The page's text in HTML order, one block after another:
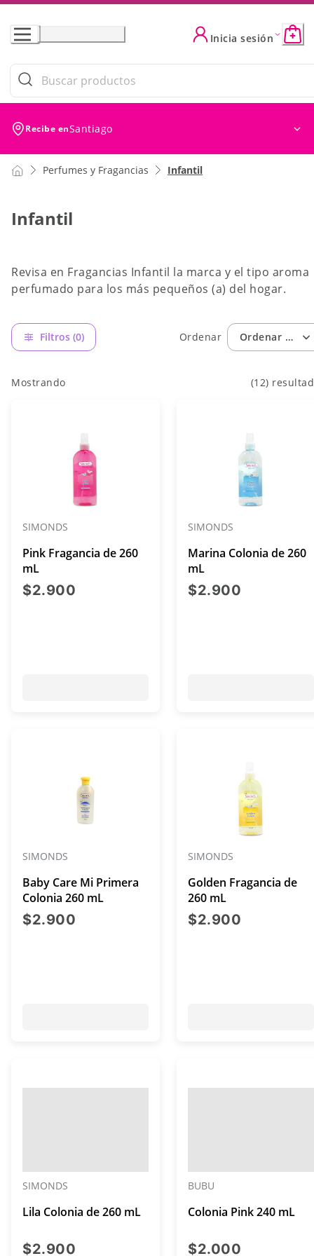
Skip
Content
Inicia sesión
Recibe enSantiago
Perfumes y Fragancias Infantil
Infantil
Revisa en Fragancias Infantil la marca y el tipo aroma
perfumado para los más pequeños (a) del hogar.
Filtros (0) Ordenar Ordenar por:
Mostrando (12)
SIMONDS
Pink Fragancia de 260
mL
$2.900 precio actual $2.900
SIMONDS
Marina Colonia de 260
mL
$2.900
SIMONDS
Baby Care Mi Primera
Colonia 260 mL
$2.900 precio actual $2.900
SIMONDS
Golden Fragancia de
260 mL
$2.900
SIMONDS
Lila Colonia de 260 mL
$2.900 precio actual $2.900
BUBU
Colonia Pink 240 mL
$2.000